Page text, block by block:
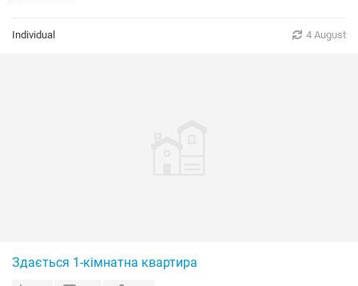
Individual 4 August
Здається 1-кімнатна квартира